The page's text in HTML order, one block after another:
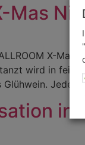
Mas
X-
wird in
Jeder
in